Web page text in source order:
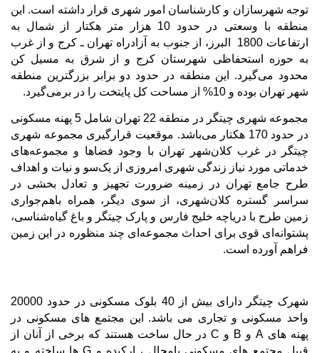
ﺗﻮﺟﻪ ﺷﻬﺮﺳﺎزان و ﮐﺎرﺷﻨﺎﺳﺎن اﻣﻮر ﺷﻬﺮی ﻗﺮار داﺷﺘﻪ اﺳﺖ. اﯾﻦ
ﻣﻨﻄﻘﻪ ﺑﺎ وﺳﻌﺘﯽ در ﺣﺪود 10 هزار متر هکتار از شمال به
ارتفاعات 1800 اﻟﺒﺮز، از ﺟﻨﻮب ﺑﻪ آزادراه ﺗﻬﺮان ـ ﮐﺮج و از ﻏﺮب
ﺑﻪ ﺣﻮزه اﺳﺘﺤﻔﺎﻇﯽ ﺷﻬﺮﺳﺘﺎن ﮐﺮج و از ﺷﺮق ﺑﻪ ﻣﺴﯿﻞ ﮐﻦ
ﻣﺤﺪود ﻣﯽﮔﯿﺮد. اﯾﻦ ﻣﻨﻄﻘﻪ در ﺣﺪود دو ﺑﺮاﺑﺮ ﺑﺰرﮔﺘﺮﯾﻦ ﻣﻨﻄﻘﻪ
ﺷﻬﺮ ﺗﻬﺮان ﺑﻮده و 10% از مساحت کل پایتخت را در برمی
گیرد.
ﻣﺠﻤﻮﻋﻪ ﺷﻬﺮی ﭼﯿﺘﮕﺮ در منطقه 22 تهران شامل 5 پهنه مسکونی
در حدود 170 هکتار می
باشد. ﻣﻮﻗﻌﯿﺖ ﻗﺮارﮔﯿﺮی ﻣﺠﻤﻮﻋﻪ ﺷﻬﺮی
ﭼﯿﺘﮕﺮ در ﻏﺮب ﮐﻼنﺷﻬﺮ ﺗﻬﺮان ﺑﺎ وجود ﻓﻀﺎﻫﺎ و ﻣﺠﻤﻮﻋﻪﻫﺎی
ﺧﺪﻣﺎﺗﯽ ﻣﻮرد ﻧﯿﺎز زﻧﺪﮔﯽ ﺷﻬﺮی اﻣﺮوزی از ﯾﮏﺳﻮ و ﻧﯿﺎت و اﻫﺪاف
ﻃﺮح ﺟﺎﻣﻊ ﺗﻬﺮان در زﻣﯿﻨﻪ ﺿﺮورت ﺗﺠﻬﯿﺰ و ﺗﻌﺎدل ﺑﺨﺸﯽ در
ﺳﺮاﺳﺮ ﮔﺴﺘﺮه ﮐﻼنﺷﻬﺮی، از ﺳﻮی دﯾﮕﺮ، ﻫﻤﺮاه ﺑﺎﻫﻢﺟﻮاری
زﻣﯿﻦ ﻃﺮح ﺑﺎ درﯾﺎﭼﻪ ﺧﻠﯿﺞ ﻓﺎرس و ﭘﺎرک ﭼﯿﺘﮕﺮ و ﺑﺎغ ﮔﯿﺎهﺷﻨﺎﺳﯽ،
ﭘﺸﺘﻮاﻧﻪای ﻗﻮی ﺑﺮای اﺣﺪاث ﻣﺠﻤﻮﻋﻪای ﭼﻨﺪ ﻣﻨﻈﻮره در اﯾﻦ زﻣﯿﻦ
ﻓﺮاﻫﻢ آورده اﺳﺖ.
شهرک چیتگر دارای بیش از 40 بلوک مسکونی در حدود 20000
واحد مسکونی و تجاری می باشد. این مجتمع های مسکونی در
پهنه های Aو B و Cدر حال ساخت هستند که برخی از آنان از
قبیل مجتمع های مسکونی پامچال ، ارکیده و Gها ساخته و به